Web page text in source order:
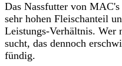
Das Nassfutter von
sehr hohen Fleischanteil
Leistungs-Verhältnis. Wer
sucht, das dennoch
fündig.